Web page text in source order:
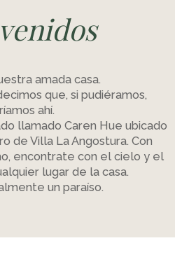
amada casa.
que, si pudiéramos,
ahí.
llamado Caren Hue ubicado
de Villa La Angostura. Con
encontrate con el cielo y el
lugar de la casa.
un paraíso.